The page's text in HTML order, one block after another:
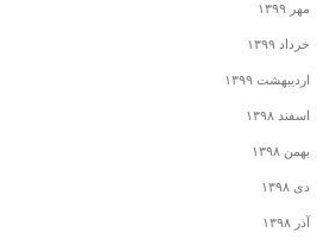
مهر ۱۳۹۹
خرداد ۱۳۹۹
اردیبهشت ۱۳۹۹
اسفند ۱۳۹۸
بهمن ۱۳۹۸
دی ۱۳۹۸
آذر ۱۳۹۸